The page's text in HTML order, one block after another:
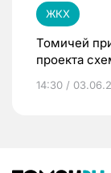
ЖКХ
Томичей
проекта
14:30 /